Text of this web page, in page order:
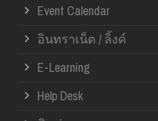
Event Calendar
อินทราเน็ต / ลิ้งค์
E-Learning
Help Desk